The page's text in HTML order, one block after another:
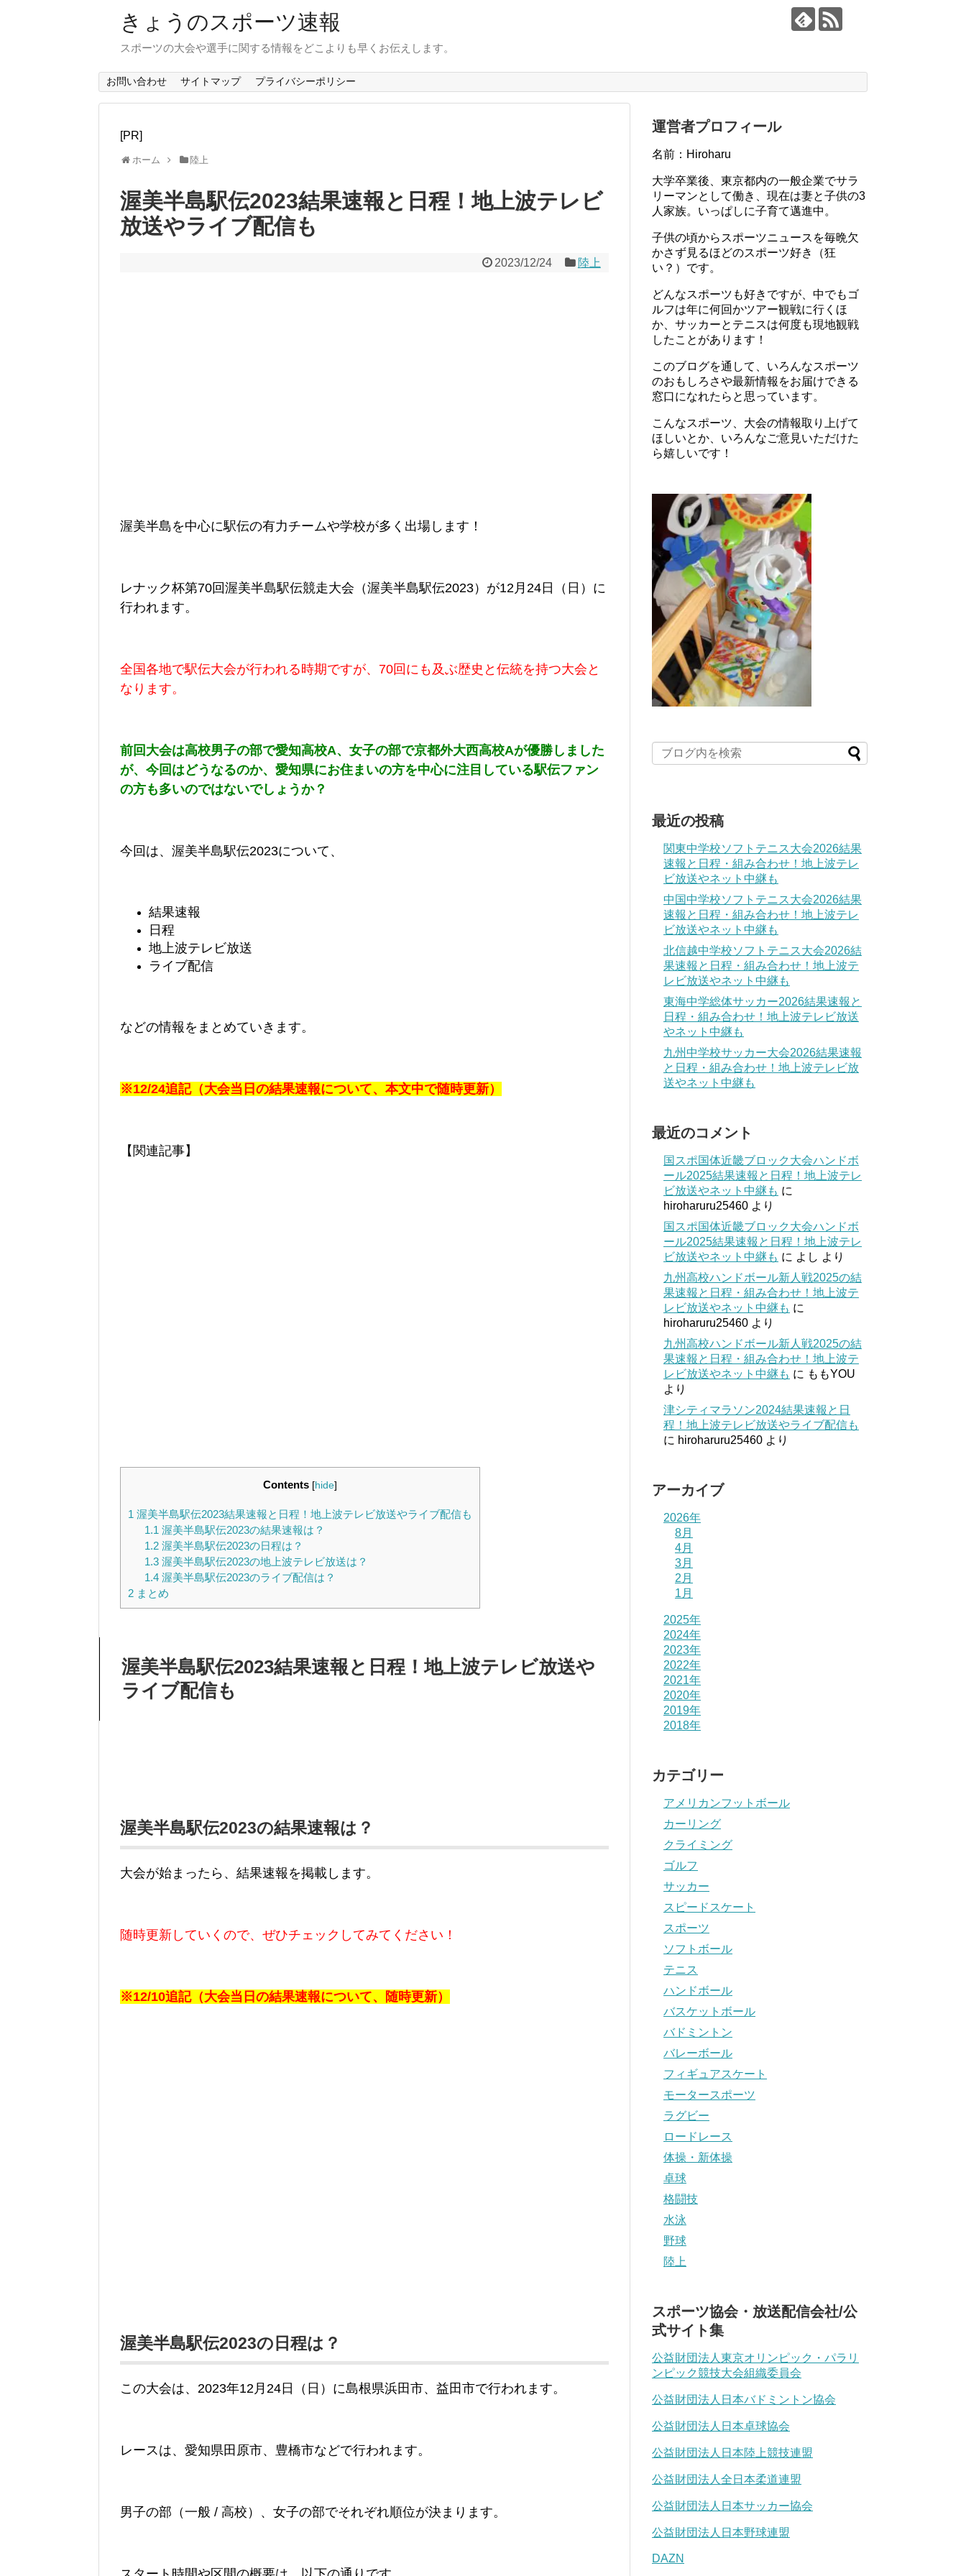
きょうのスポーツ速報
スポーツの大会や選手に関する情報をどこよりも早くお伝えします。
お問い合わせ サイトマップ プライバシーポリシー
[PR]
ホーム 陸上
渥美半島駅伝2023結果速報と日程！地上波テレビ
放送やライブ配信も
2023/12/24 陸上
渥美半島を中心に駅伝の有力チームや学校が多く出場します！
レナック杯第70回渥美半島駅伝競走大会（渥美半島駅伝2023）が12月24日（日）に
行われます。
全国各地で駅伝大会が行われる時期ですが、70回にも及ぶ歴史と伝統を持つ大会と
なります。
前回大会は高校男子の部で愛知高校A、女子の部で京都外大西高校Aが優勝しました
が、今回はどうなるのか、愛知県にお住まいの方を中心に注目している駅伝ファン
の方も多いのではないでしょうか？
今回は、渥美半島駅伝2023について、
結果速報
日程
地上波テレビ放送
ライブ配信
などの情報をまとめていきます。
※12/24追記（大会当日の結果速報について、本文中で随時更新）
【関連記事】
Contents [hide]
1 渥美半島駅伝2023結果速報と日程！地上波テレビ放送やライブ配信も
1.1 渥美半島駅伝2023の結果速報は？
1.2渥美半島駅伝2023の日程は？
1.3渥美半島駅伝2023の地上波テレビ放送は？
1.4渥美半島駅伝2023のライブ配信は？
2 まとめ
渥美半島駅伝2023結果速報と日程！地上波テレビ放送や
ライブ配信も
渥美半島駅伝2023の結果速報は？
大会が始まったら、結果速報を掲載します。
随時更新していくので、ぜひチェックしてみてください！
※12/10追記（大会当日の結果速報について、随時更新）
渥美半島駅伝2023の日程は？
この大会は、2023年12月24日（日 ）に島根県浜田市、益田市で行われます。
レースは、愛知県田原市、豊橋市などで行われます。
男子の部（一般 / 高校）、女子の部でそれぞれ順位が決まります。
運営者プロフィール
名前：Hiroharu
大学卒業後、東京都内の一般企業でサラ
リーマンとして働き、現在は妻と子供の3
人家族。いっぱしに子育て邁進中。
子供の頃からスポーツニュースを毎晩欠
かさず見るほどのスポーツ好き（狂
い？）です。
どんなスポーツも好きですが、中でもゴ
ルフは年に何回かツアー観戦に行くほ
か、サッカーとテニスは何度も現地観戦
したことがあります！
このブログを通して、いろんなスポーツ
のおもしろさや最新情報をお届けできる
窓口になれたらと思っています。
こんなスポーツ、大会の情報取り上げて
ほしいとか、いろんなご意見いただけた
ら嬉しいです！
最近の投稿
関東中学校ソフトテニス大会2026結果
速報と日程・組み合わせ！地上波テレ
ビ放送やネット中継も
中国中学校ソフトテニス大会2026結果
速報と日程・組み合わせ！地上波テレ
ビ放送やネット中継も
北信越中学校ソフトテニス大会2026結
果速報と日程・組み合わせ！地上波テ
レビ放送やネット中継も
東海中学総体サッカー2026結果速報と
日程・組み合わせ！地上波テレビ放送
やネット中継も
九州中学校サッカー大会2026結果速報
と日程・組み合わせ！地上波テレビ放
送やネット中継も
最近のコメント
国スポ国体近畿ブロック大会ハンドボ
ール2025結果速報と日程！地上波テレ
ビ放送やネット中継も に
hiroharuru25460 より
国スポ国体近畿ブロック大会ハンドボ
ール2025結果速報と日程！地上波テレ
ビ放送やネット中継も に よし より
九州高校ハンドボール新人戦2025の結
果速報と日程・組み合わせ！地上波テ
レビ放送やネット中継も に
hiroharuru25460 より
九州高校ハンドボール新人戦2025の結
果速報と日程・組み合わせ！地上波テ
レビ放送やネット中継も に ももYOU
より
津シティマラソン2024結果速報と日
程！地上波テレビ放送やライブ配信も
に hiroharuru25460 より
アーカイブ
2026年
8月
4月
3月
2月
1月
2025年
2024年
2023年
2022年
2021年
2020年
2019年
2018年
カテゴリー
アメリカンフットボール
カーリング
クライミング
ゴルフ
サッカー
スピードスケート
スポーツ
ソフトボール
テニス
ハンドボール
バスケットボール
バドミントン
バレーボール
フィギュアスケート
モータースポーツ
ラグビー
ロードレース
体操・新体操
卓球
格闘技
水泳
野球
陸上
スポーツ協会・放送配信会社/公
式サイト集
公益財団法人東京オリンピック・パラリ
ンピック競技大会組織委員会
公益財団法人日本バドミントン協会
公益財団法人日本卓球協会
公益財団法人日本陸上競技連盟
公益財団法人全日本柔道連盟
公益財団法人日本サッカー協会
公益財団法人日本野球連盟
DAZN